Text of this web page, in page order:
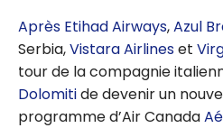
Après Etihad Airways,Azul
Serbia,Vistara Airlineset
tour de la compagnie
Dolomitide devenir un
programme d’Air Canada